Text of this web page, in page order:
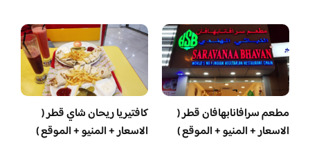
مطعم سرافانابهافان قطر (
الاسعار + المنيو + الموقع )
كافتيريا ريحان شاي قطر (
الاسعار + المنيو + الموقع )